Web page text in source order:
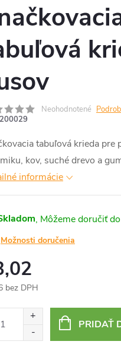
Neohodnotené
200029
tabuľová krieda pre
kov, suché drevo a
informácie
Možnosti doručenia
bez DPH
PRIDAŤ